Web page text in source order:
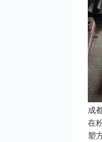
成
在
塑